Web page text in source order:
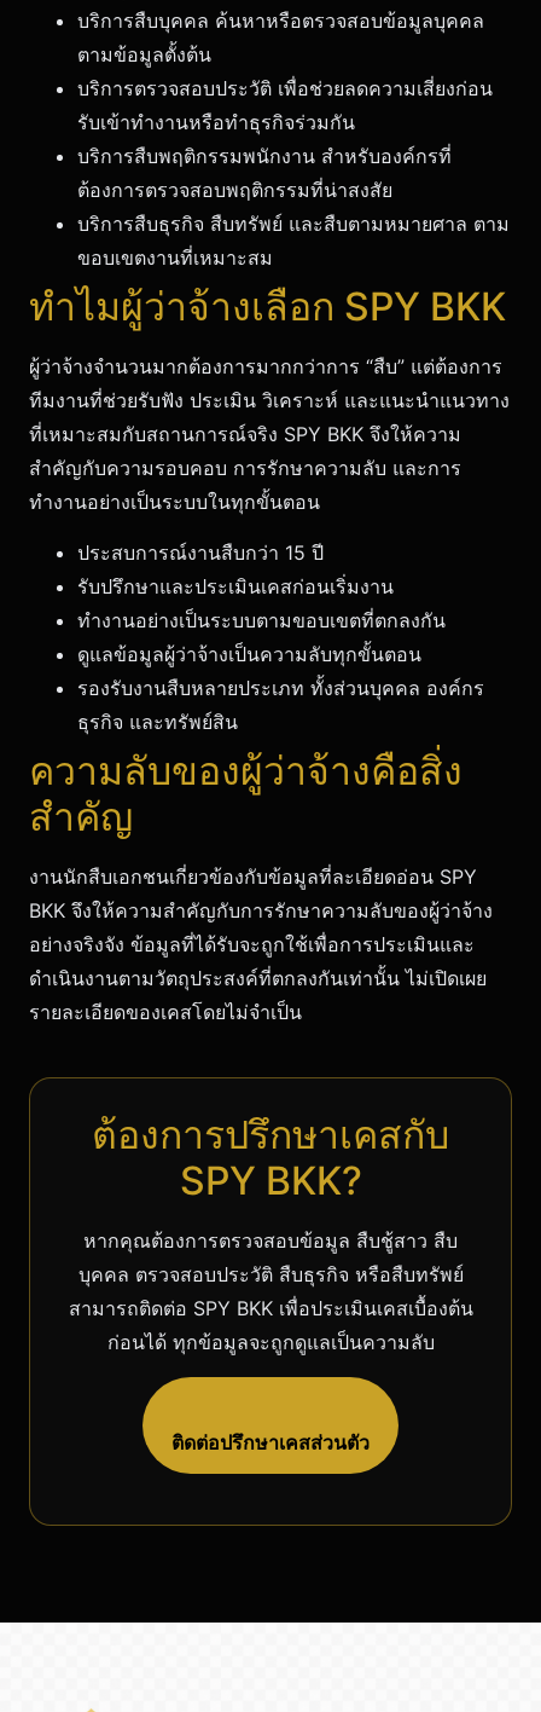
บริการสืบบุคคล ค้นหาหรือตรวจสอบข้อมูลบุคคล
ตามข้อมูลตั้งต้น
บริการตรวจสอบประวัติ เพื่อช่วยลดความเสี่ยงก่อน
รับเข้าทำงานหรือทำธุรกิจร่วมกัน
บริการสืบพฤติกรรมพนักงาน สำหรับองค์กรที่
ต้องการตรวจสอบพฤติกรรมที่น่าสงสัย
บริการสืบธุรกิจ สืบทรัพย์ และสืบตามหมายศาล ตาม
ขอบเขตงานที่เหมาะสม
ทำไมผู้ว่าจ้างเลือก SPY BKK
ผู้ว่าจ้างจำนวนมากต้องการมากกว่าการ “สืบ” แต่ต้องการ
ทีมงานที่ช่วยรับฟัง ประเมิน วิเคราะห์ และแนะนำแนวทาง
ที่เหมาะสมกับสถานการณ์จริง SPY BKK จึงให้ความ
สำคัญกับความรอบคอบ การรักษาความลับ และการ
ทำงานอย่างเป็นระบบในทุกขั้นตอน
ประสบการณ์งานสืบกว่า 15 ปี
รับปรึกษาและประเมินเคสก่อนเริ่มงาน
ทำงานอย่างเป็นระบบตามขอบเขตที่ตกลงกัน
ดูแลข้อมูลผู้ว่าจ้างเป็นความลับทุกขั้นตอน
รองรับงานสืบหลายประเภท ทั้งส่วนบุคคล องค์กร
ธุรกิจ และทรัพย์สิน
ความลับของผู้ว่าจ้างคือสิ่ง
สำคัญ
งานนักสืบเอกชนเกี่ยวข้องกับข้อมูลที่ละเอียดอ่อน SPY
BKK จึงให้ความสำคัญกับการรักษาความลับของผู้ว่าจ้าง
อย่างจริงจัง ข้อมูลที่ได้รับจะถูกใช้เพื่อการประเมินและ
ดำเนินงานตามวัตถุประสงค์ที่ตกลงกันเท่านั้น ไม่เปิดเผย
รายละเอียดของเคสโดยไม่จำเป็น
ต้องการปรึกษาเคสกับ
SPY BKK?
หากคุณต้องการตรวจสอบข้อมูล สืบชู้สาว สืบ
บุคคล ตรวจสอบประวัติ สืบธุรกิจ หรือสืบทรัพย์
สามารถติดต่อ SPY BKK เพื่อประเมินเคสเบื้องต้น
ก่อนได้ ทุกข้อมูลจะถูกดูแลเป็นความลับ
ติดต่อปรึกษาเคสส่วนตัว